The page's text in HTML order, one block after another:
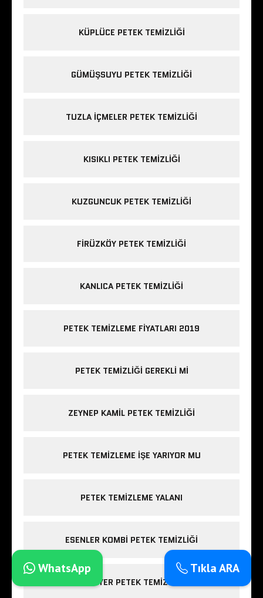
KÜPLÜCE PETEK TEMIZLIĞI
GÜMÜŞSUYU PETEK TEMIZLIĞI
TUZLA IÇMELER PETEK TEMIZLIĞI
KISIKLI PETEK TEMIZLIĞI
KUZGUNCUK PETEK TEMIZLIĞI
FIRÜZKÖY PETEK TEMIZLIĞI
KANLICA PETEK TEMIZLIĞI
PETEK TEMIZLEME FIYATLARI 2019
PETEK TEMIZLIĞI GEREKLI MI
ZEYNEP KAMIL PETEK TEMIZLIĞI
PETEK TEMIZLEME IŞE YARIYOR MU
PETEK TEMIZLEME YALANI
ESENLER KOMBI PETEK TEMIZLIĞI
SARIYER PETEK TEMIZLIĞI
Tıkla ARA
WhatsApp